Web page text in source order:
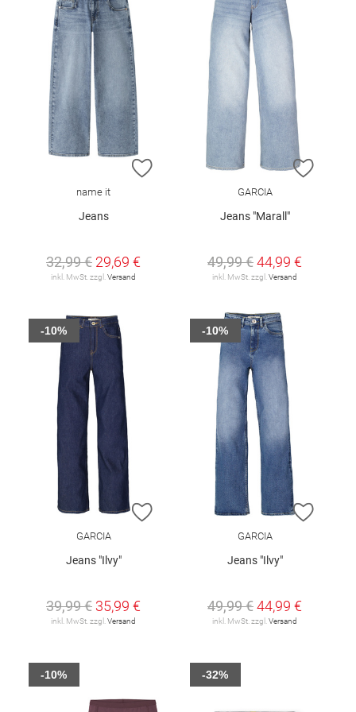
ZUR WUNSCHLISTE HINZUFÜGEN
name it
Jeans
32,99 € 29,69 €
inkl. MwSt. zzgl. Versand
ZUR
GARCIA
Jeans "Marall"
49,99 €44,99 €
inkl. MwSt. zzgl. Versand
ZUR WUNSCHLISTE HINZUFÜGEN
GARCIA
Jeans "Ilvy"
39,99 € 35,99 €
inkl. MwSt. zzgl. Versand
-10%
ZUR
GARCIA
Jeans "Ilvy"
49,99 €44,99 €
inkl. MwSt. zzgl. Versand
-10%
-10% -32%